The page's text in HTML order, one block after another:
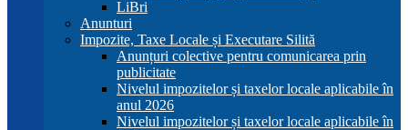
LiBri
Anunturi
Impozite, Taxe Locale și Executare Silită
Anunțuri colective pentru comunicarea prin
publicitate
Nivelul impozitelor și taxelor locale aplicabile în
anul 2026
Nivelul impozitelor și taxelor locale aplicabile în